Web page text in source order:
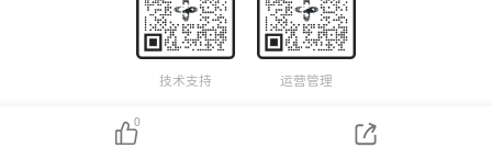
技术支持 运营管理
0